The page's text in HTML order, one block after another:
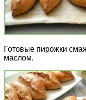
Готовые пирожки
маслом.